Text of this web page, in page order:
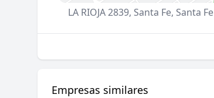
LA RIOJA 2839, Santa Fe, Santa Fe
Empresas similares